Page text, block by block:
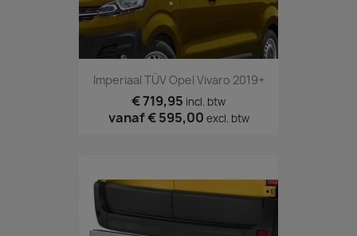
Imperiaal TÜV Opel Vivaro 2019+
€ 719,95 incl. btw
vanaf€ 595,00 excl. btw